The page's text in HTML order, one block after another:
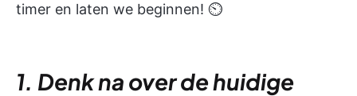
timer en laten we beginnen! ⏲
1. Denk na over de huidige